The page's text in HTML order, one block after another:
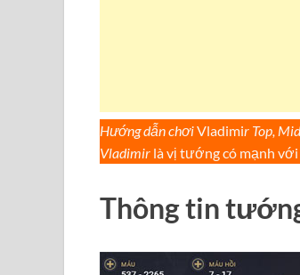
Hướng dẫn chơiVladimir Top,
Vladimir là vị tướng có mạnh
Thông tin